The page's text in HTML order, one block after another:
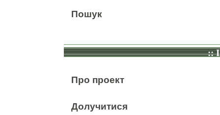
Пошук
::
Про проект
Долучитися